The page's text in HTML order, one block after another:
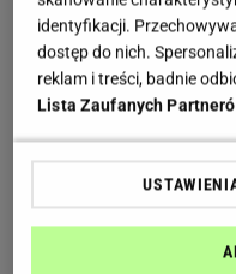
identyfikacji.
dostęp do nich.
reklam i treści, badnie
Lista Zaufanych